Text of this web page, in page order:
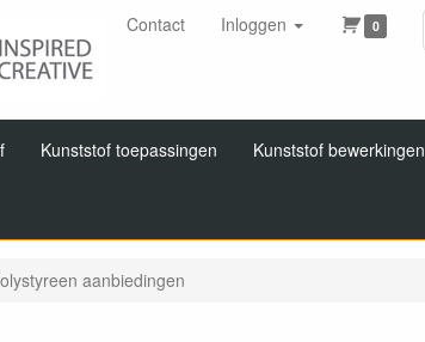
Contact Inloggen 0
Kunststof toepassingen Kunststof bewerkingen
aanbiedingen